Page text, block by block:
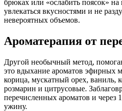
брюках или «ослабить поясок»
увлекаться вкусностями и не
невероятных объемов.
Ароматерапия от
Другой необычный метод,
это вдыхание ароматов эфирных
корица, мускатный орех, ваниль,
розмарин и цитрусовые.
перечисленных ароматов и через
ужину.